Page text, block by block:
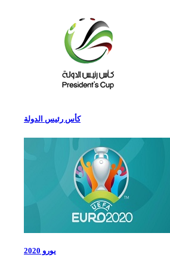
كأس رئيس الدولة
يورو 2020